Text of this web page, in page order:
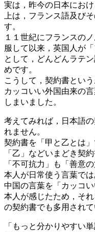
実は，昨今の日本にお
上は，フランス語及び
す。
１１世紀にフランスの
服して以来，英国人が
として，どんどんラテ
めです。
こうして，契約書とい
カッコいい外国由来の
しまいました。
考えてみれば，日本語
れません。
契約書を「甲と乙とは
「乙」などいまどき契
「不可抗力」も「善意
本人が日常使う言葉では
中国の言葉を「カッコ
本人が感じたため，そ
の契約書でも多用されて
「もっと分かりやすい